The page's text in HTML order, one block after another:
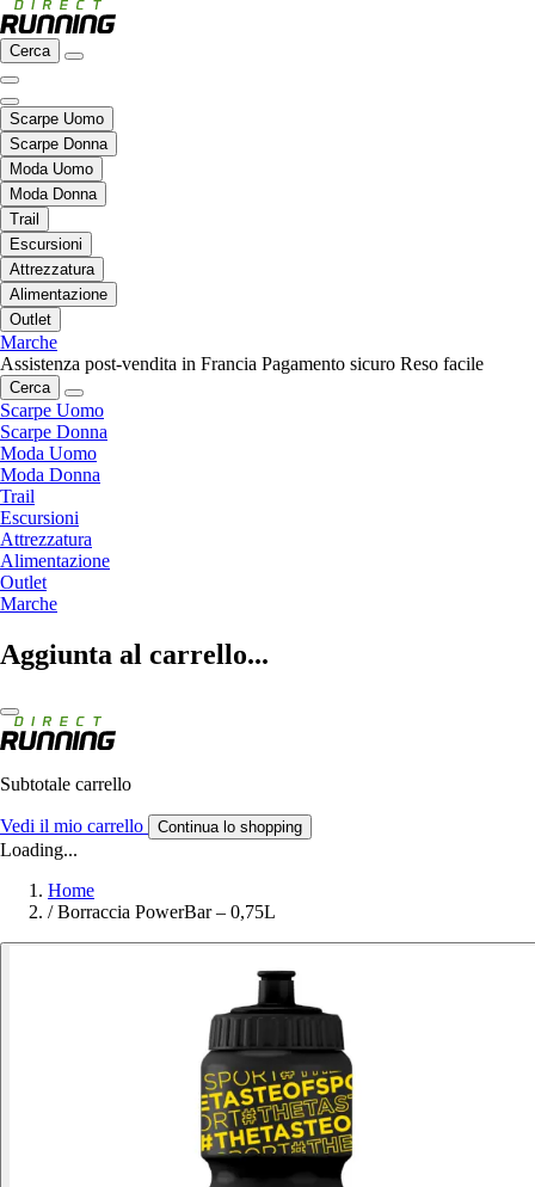
Cerca
Scarpe Uomo
Scarpe Donna
Moda Uomo
Moda Donna
Trail
Escursioni
Attrezzatura
Alimentazione
Outlet
Marche
Assistenza post-vendita in Francia Pagamento sicuro Reso facile
Cerca
Scarpe Uomo
Scarpe Donna
Moda Uomo
Moda Donna
Trail
Escursioni
Attrezzatura
Alimentazione
Outlet
Marche
Aggiunta al carrello...
Subtotale carrello
Vedi il mio carrello Continua lo shopping
Loading...
Home
/ Borraccia PowerBar – 0,75L